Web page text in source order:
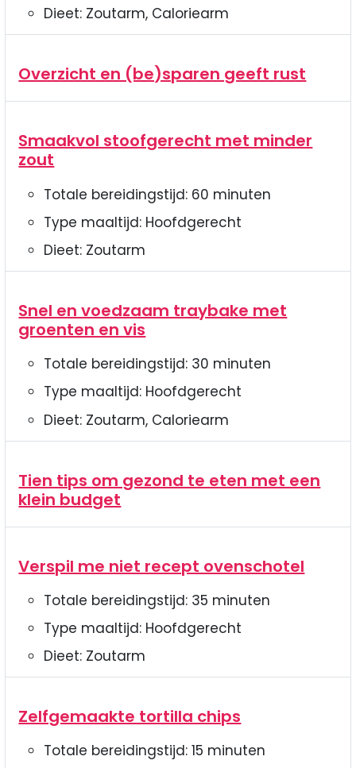
Dieet: Zoutarm, Caloriearm
Overzicht en (be)sparen geeft rust
Smaakvol stoofgerecht met minder
zout
Totale bereidingstijd: 60 minuten
Type maaltijd: Hoofdgerecht
Dieet: Zoutarm
Snel en voedzaam traybake met
groenten en vis
Totale bereidingstijd: 30 minuten
Type maaltijd: Hoofdgerecht
Dieet: Zoutarm, Caloriearm
Tien tips om gezond te eten met een
klein budget
Verspil me niet recept ovenschotel
Totale bereidingstijd: 35 minuten
Type maaltijd: Hoofdgerecht
Dieet: Zoutarm
Zelfgemaakte tortilla chips
Totale bereidingstijd:15 minuten